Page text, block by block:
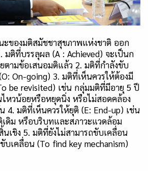
ะของมติสมัชชาสุขภาพแห่งชาติ ออก
มติที่บรรลุผล (A : Achieved) จะเป็นก
ตามข้อเสนอมติแล้ว 2. มติที่กำลังขับ
O: On-going) 3. มติที่เห็นควรให้ต้องมี
be revisited) เช่น กลุ่มมติที่มีอายุ 5ปี
หวน้อยหรือหยุดนิ่ง หรือไม่สอดคล้อง
4. มติที่เห็นควรให้ยุติ (E: End-up) เช่น
ดิม หรือบริบทและสภาวะแวดล้อม
นเชิง 5. มติที่ยังไม่สามารถขับเคลื่อน
บเคลื่อน (To find key mechanism)